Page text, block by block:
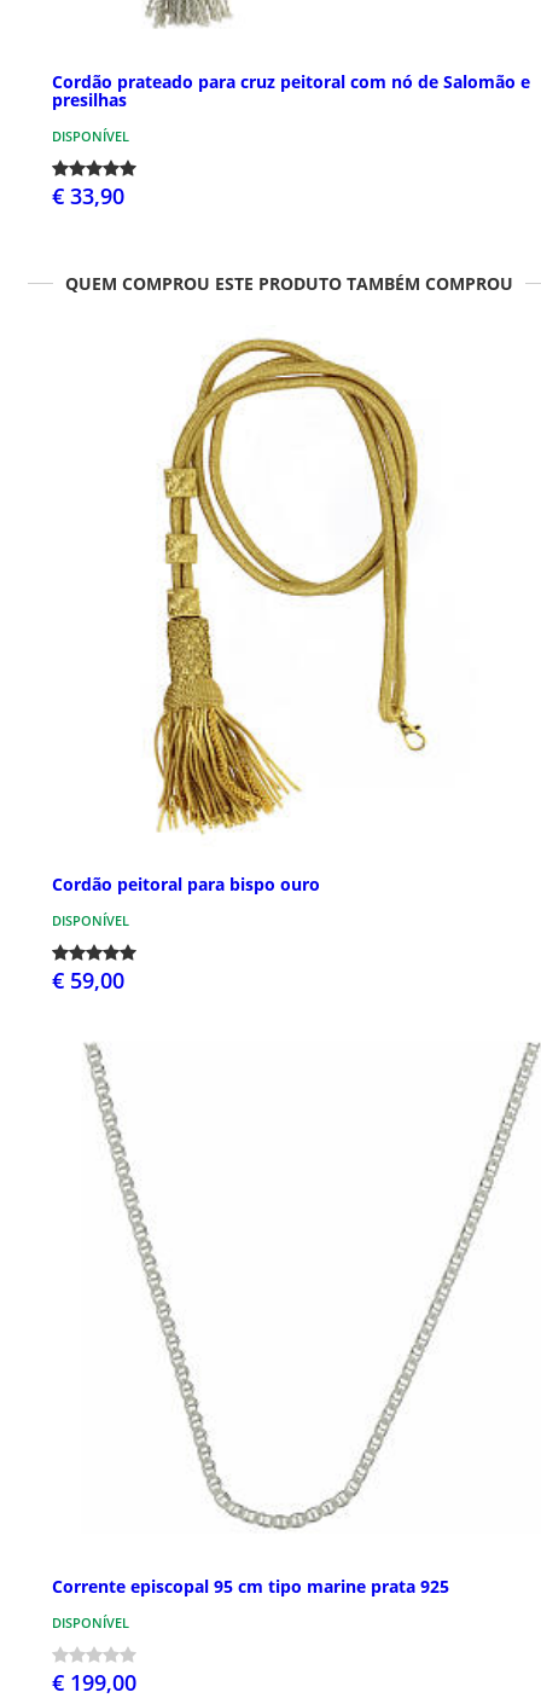
Cordão prateado para cruz peitoral com nó de Salomão e
presilhas
DISPONÍVEL
€ 33,90
QUEM COMPROU ESTE PRODUTO TAMBÉM COMPROU
Cordão peitoral para bispo ouro
DISPONÍVEL
€ 59,00
Corrente episcopal 95 cm tipo marine prata 925
DISPONÍVEL
€ 199,00